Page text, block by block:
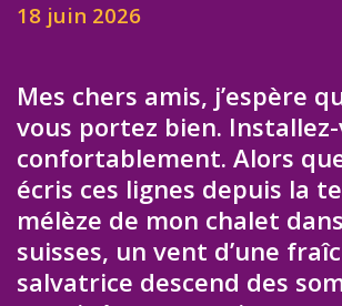
18 juin 2026
Mes chers amis, j’espère
vous portez bien.
confortablement. Alors
écris ces lignes depuis la
mélèze de mon chalet
suisses, un vent d’une
salvatrice descend des